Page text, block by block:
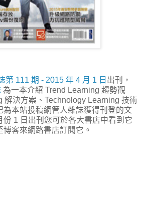
第 111 期 - 2015 年 4 月 1 日 出刊，
為一本介紹 Trend Learning 趨勢觀
解決方案、Technology Learning 技術
為本站投稿網管人雜誌獲得刊登的文
1 日出刊您可於各大書店中看到它
客來網路書店訂閱它。